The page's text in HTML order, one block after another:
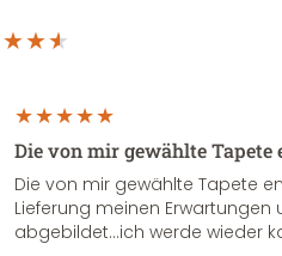
Die von mir gewählte
Die von mir gewählte Tapete
Lieferung meinen Erwartungen
abgebildet...ich werde wieder